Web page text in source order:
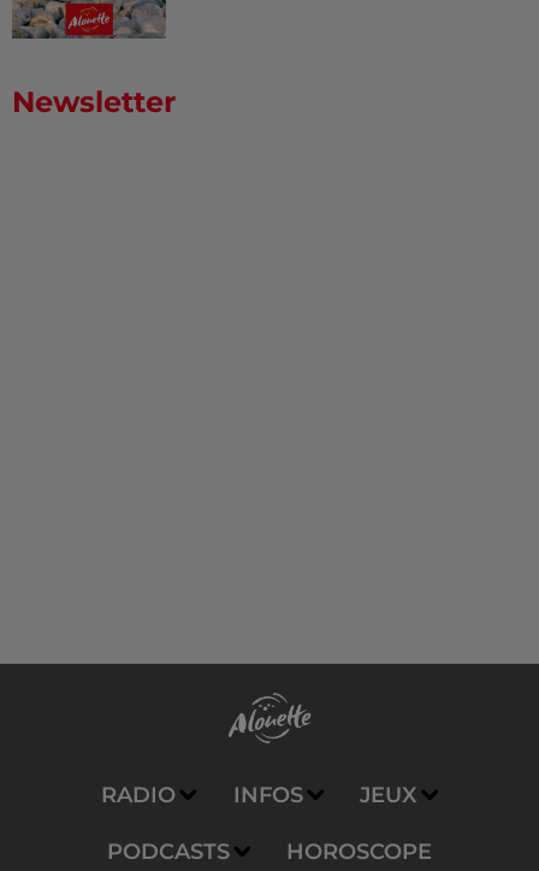
Newsletter
RADIO INFOS JEUX
PODCASTS HOROSCOPE